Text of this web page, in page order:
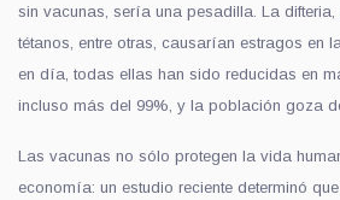
sin vacunas, sería una pesadilla. La
tétanos, entre otras, causarían estragos en
en día, todas ellas han sido reducidas en
incluso más del 99%, y la población goza
Las vacunas no sólo protegen la vida
economía: un estudio reciente determinó